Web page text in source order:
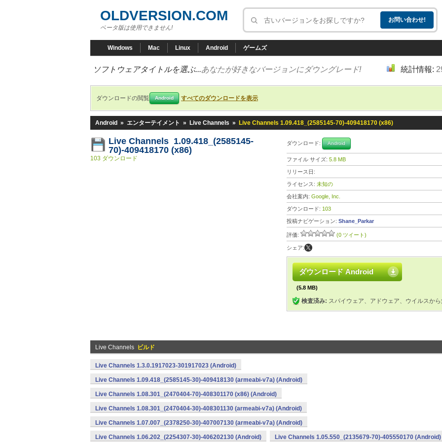
OLDVERSION.COM
ベータ版は使用できません!
Windows Mac Linux Android ゲームズ
ソフトウェアタイトルを選ぶ...あなたが好きなバージョンにダウングレード! 統計情報:
ダウンロードの閲覧 Android すべてのダウンロードを表示
Android » エンターテイメント » Live Channels » Live Channels 1.09.418_(2585145-70)-409418170 (x86)
Live Channels 1.09.418_(2585145-
70)-409418170 (x86)
103 ダウンロード
ダウンロード: Android
ファイル サイズ: 5.8 MB
リリース日:
ライセンス: 未知の
会社案内: Google, Inc.
ダウンロード: 103
投稿ナビゲーション: Shane_Parkar
評価: (0 ツイート)
シェア:
ダウンロード Android
(5.8 MB)
検査済み: スパイウェア、アドウェア、ウイルスか
Live Channels ビルド
Live Channels 1.3.0.1917023-301917023 (Android)
Live Channels 1.09.418_(2585145-30)-409418130 (armeabi-v7a) (Android)
Live Channels 1.08.301_(2470404-70)-408301170 (x86) (Android)
Live Channels 1.08.301_(2470404-30)-408301130 (armeabi-v7a) (Android)
Live Channels 1.07.007_(2378250-30)-407007130 (armeabi-v7a) (Android)
Live Channels 1.06.202_(2254307-30)-406202130 (Android) Live Channels 1.05.550_(2135679-70)-405550170 (Android)